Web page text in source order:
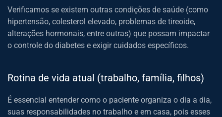
Verificamos se existem outras condições de saúde (como
hipertensão, colesterol elevado, problemas de tireoide,
alterações hormonais, entre outras) que possam impactar
o controle do diabetes e exigir cuidados específicos.
Rotina de vida atual (trabalho, família, filhos)
É essencial entender como o paciente organiza o dia a dia,
suas responsabilidades no trabalho e em casa, pois esses